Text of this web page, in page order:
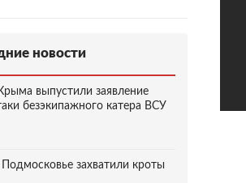
новости
выпустили заявление
безэкипажного катера ВСУ
захватили кроты